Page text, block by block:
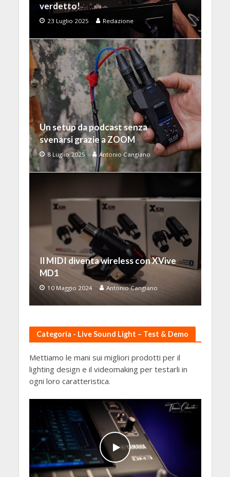
verdetto!
23 Luglio 2025 Redazione
Un setup da podcast senza
svenarsi grazie a ZOOM
8 Luglio 2025 Antonio Cangiano
Il MIDI diventa wireless con XVive
MD1
10 Maggio 2024 Antonio Cangiano
Categoria - Live Sound Light – Test & Demo
Mettiamo le mani sui migliori prodotti per il
lighting design e il videomaking per testarli in
ogni loro caratteristica.